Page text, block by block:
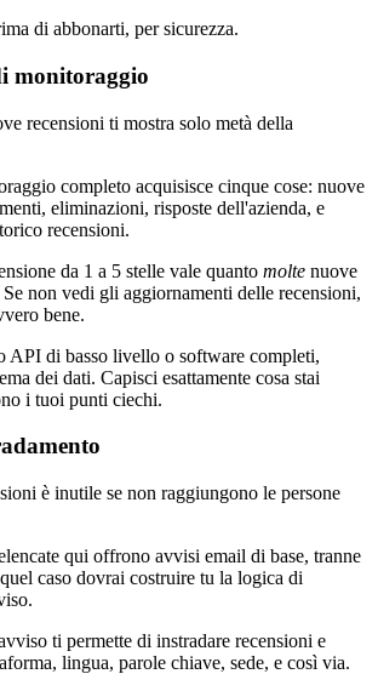
di abbonarti, per sicurezza.
monitoraggio
recensioni ti mostra solo metà della
completo acquisisce cinque cose: nuove
eliminazioni, risposte dell'azienda, e
recensioni.
da 1 a 5 stelle vale quanto molte nuove
non vedi gli aggiornamenti delle recensioni,
bene.
API di basso livello o software completi,
dei dati. Capisci esattamente cosa stai
i tuoi punti ciechi.
è inutile se non raggiungono le persone
qui offrono avvisi email di base, tranne
caso dovrai costruire tu la logica di
ti permette di instradare recensioni e
lingua, parole chiave, sede, e così via.